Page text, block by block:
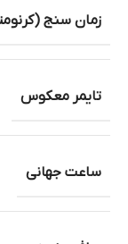
زمان سنج
تایمر معکوس
ساعت جهانی